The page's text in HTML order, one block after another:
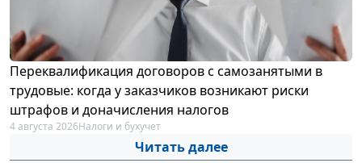
Переквалификация договоров с самозанятыми в
трудовые: когда у заказчиков возникают риски
штрафов и доначисления налогов
4 августа 2026Налоги и бухучет
Читать далее